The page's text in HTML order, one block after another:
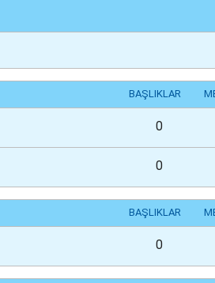
BAŞLIKLAR
0
0
BAŞLIKLAR
0